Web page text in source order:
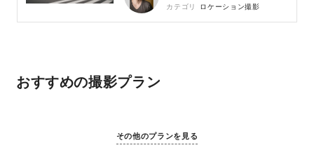
カテゴリ
ロケーション撮影
おすすめの撮影プラン
その他のプランを見る